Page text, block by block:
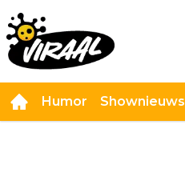
Humor Shownieuws